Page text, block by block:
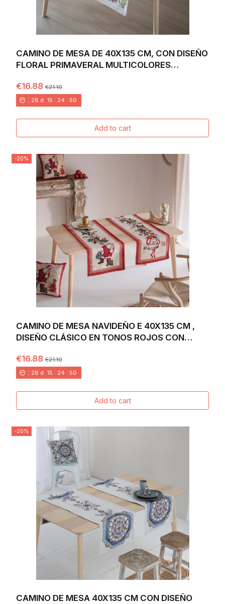
CAMINO DE MESA DE 40X135 CM, CON DISEÑO
FLORAL PRIMAVERAL MULTICOLORES
€16.88€21.10
28 d. 15 : 24 : 48
Add to cart
-20%
CAMINO DE MESA NAVIDEÑO E 40X135 CM ,
DISEÑO CLÁSICO EN TONOS ROJOS CON
€16.88€21.10
28 d. 15 : 24 : 48
Add to cart
-20%
CAMINO DE MESA 40X135 CM CON DISEÑO